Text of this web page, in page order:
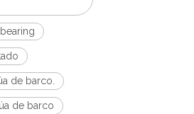
de barco.
de barco